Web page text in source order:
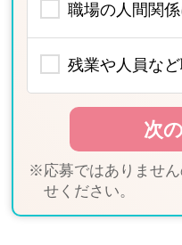
職場の人間関
残業や人員な
※応募ではありませ
せください。